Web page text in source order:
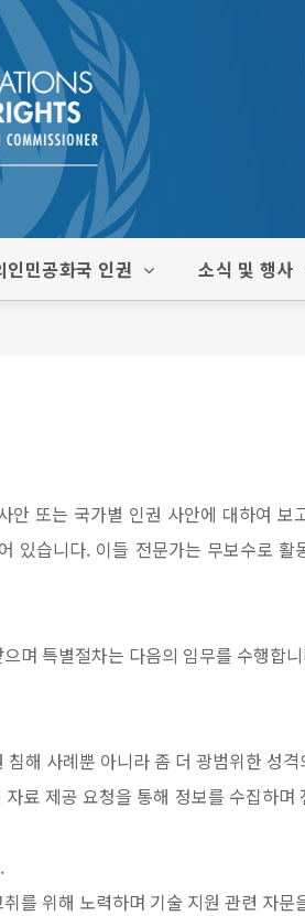
인민공화국 인권 소식 및 행사
안 또는 국가별 인권 사안에 대하여 보
있습니다. 이들 전문가는 무보수로
며 특별절차는 다음의 임무를 수행합
침해 사례뿐 아니라 좀 더 광범위한 성
료 제공 요청을 통해 정보를 수집하며
를 위해 노력하며 기술 지원 관련 자문